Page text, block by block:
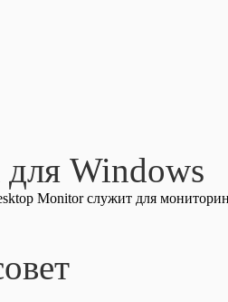
Windows
Monitor служит для